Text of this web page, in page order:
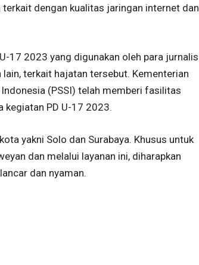
dengan kualitas jaringan internet dan
17 2023 yang digunakan oleh para jurnalis
terkait hajatan tersebut. Kementerian
(PSSI) telah memberi fasilitas
kegiatan PD U-17 2023.
yakni Solo dan Surabaya. Khusus untuk
dan melalui layanan ini, diharapkan
dan nyaman.